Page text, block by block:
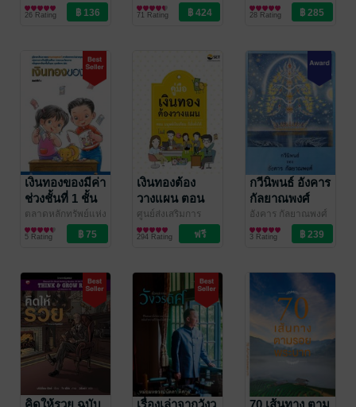
Frog! [3rd
Edition])
(WELEARN)
จิตวิทยา
26 Rating
Sapiens A
Brief History
เขียน ดร.นำชัย ชีววิ
วรรธน์ แปล/ ยิปซี
ประวัติศาสตร์
71 Rating
(หนังสือเสียง)
เคลียร์) เขียน,
ประพาฬรัตน์ ยง
เอ็ดยูเคชั่น
พัฒนาตนเอง
28 Rating
เงินทองของมีค่า
ช่วงชั้นที่ 1 ชั้น
ประถมศึกษา ปี
ที่ 1-3
ตลาดหลักทรัพย์แห่ง
ประเทศไทย
/ The
Stock Exchange of
การศึกษา/ตำรา
เรียน
5 Rating
เงินทองต้อง
วางแผน ตอน
มนุษย์เงินเดือน
ก็มั่งคั่งได้
ศูนย์ส่งเสริมการ
พัฒนาความรู้ตลาด
ทุน ตลาดหลักทรัพย์
The Stock
Thailand
การเงินการลงทุน
294 Rating
กวีนิพนธ์ อังคาร
กัลยาณพงศ์
อังคาร กัลยาณพงศ์
/ สำนักพิมพ์กินริน
บทกวี/กลอน
3 Rating
คิดให้รวย ฉบับ
เรื่องเล่าจากวังว
70 เส้นทาง ตาม